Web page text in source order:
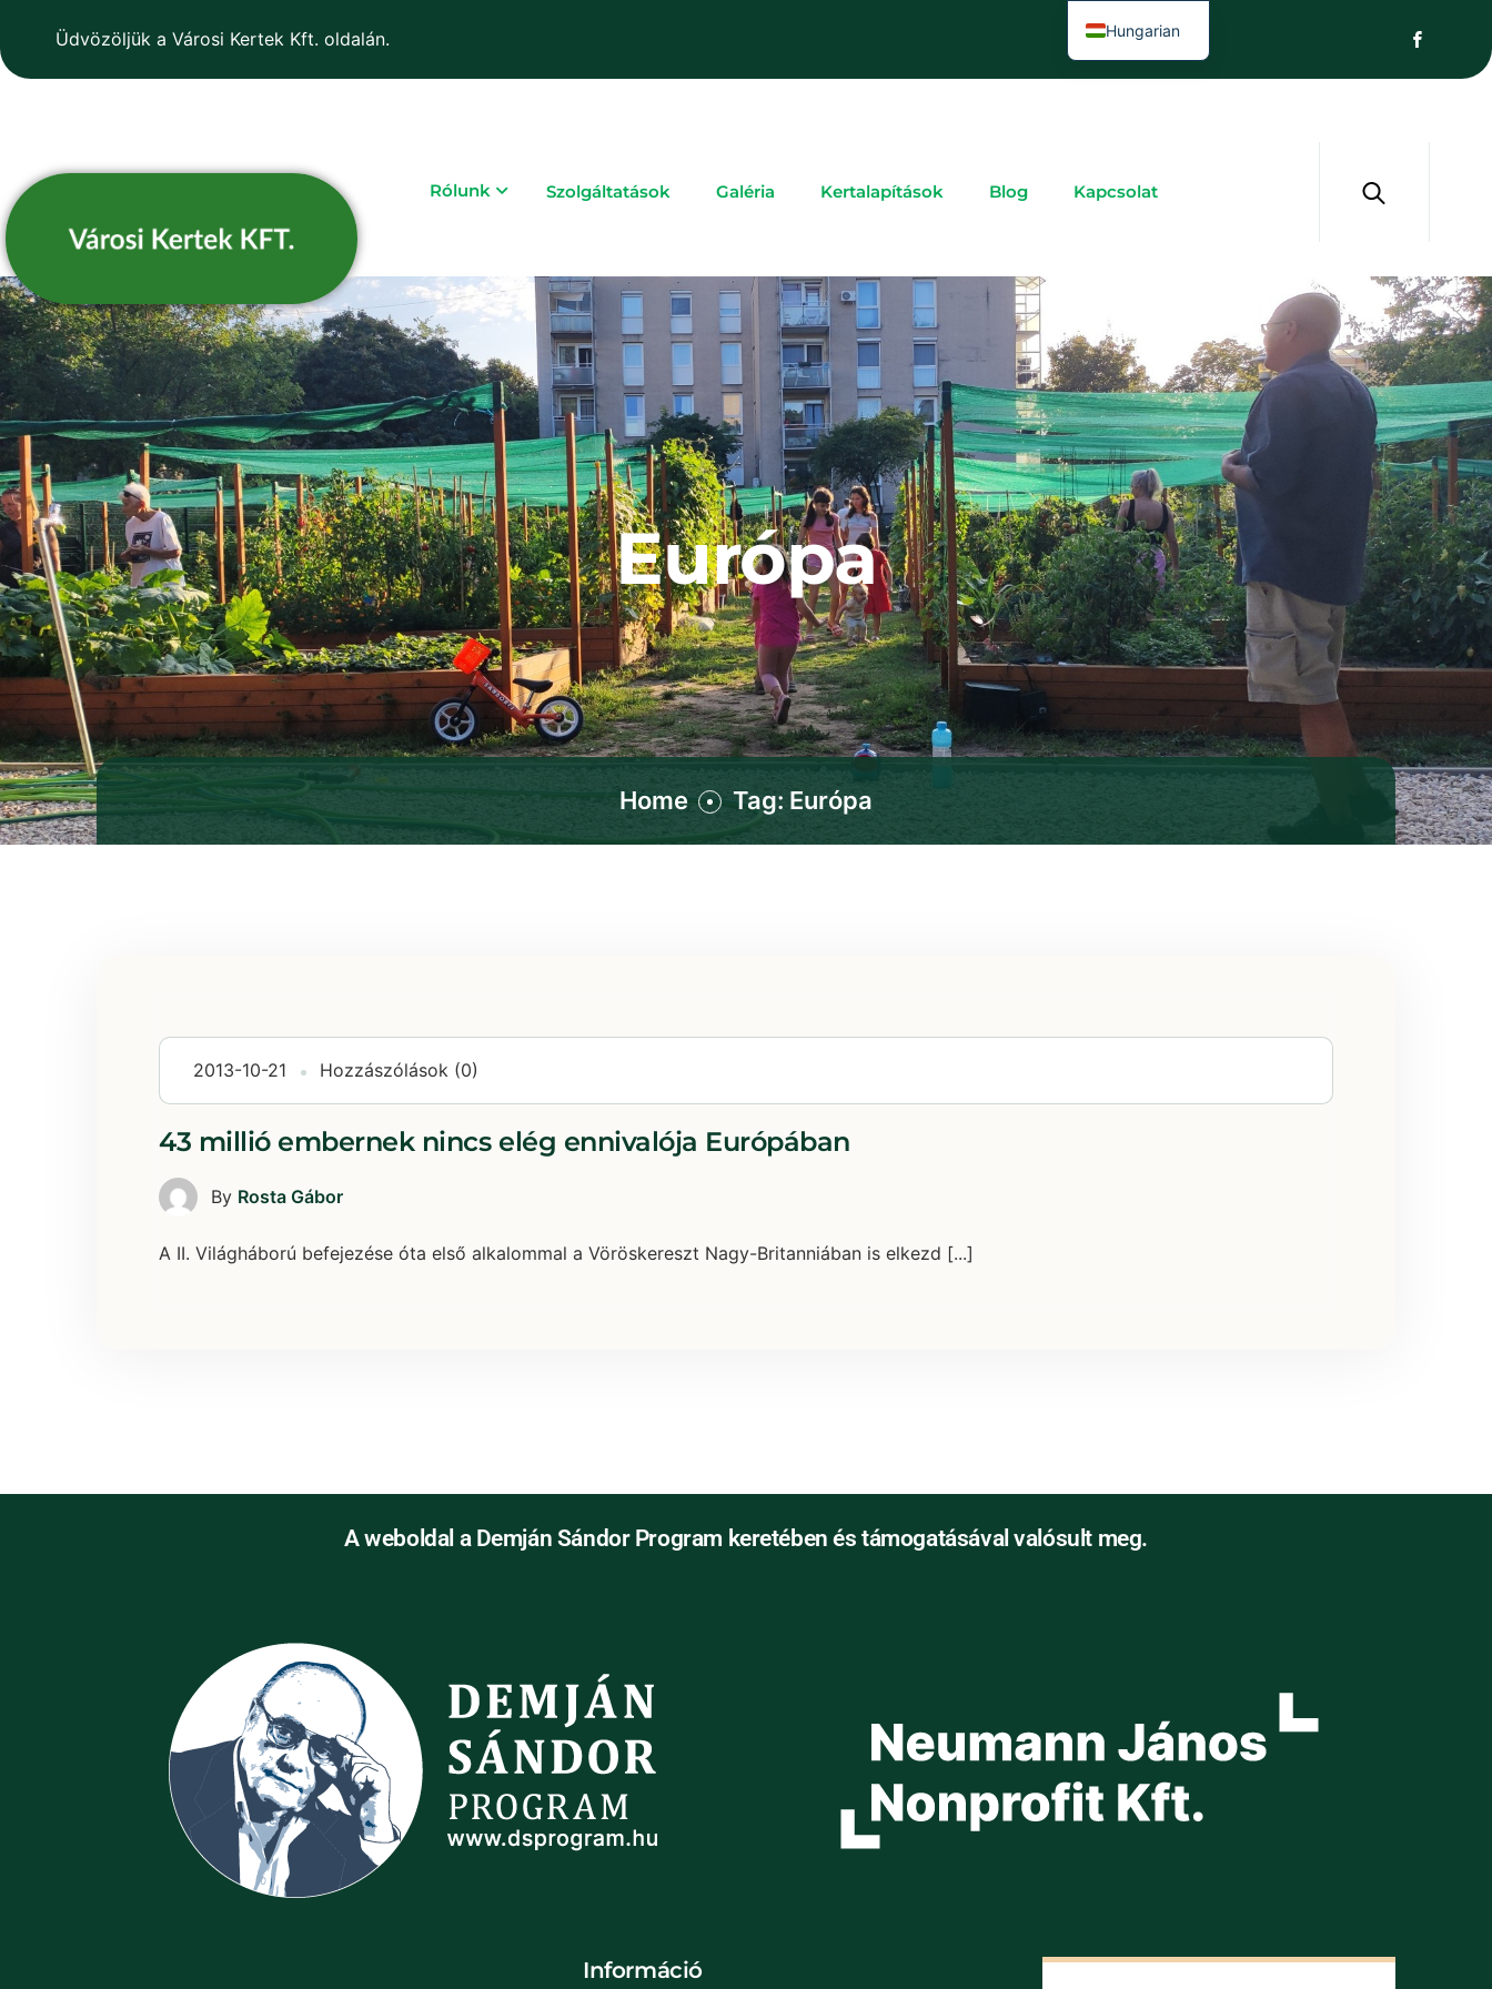
Üdvözöljük a Városi Kertek Kft. oldalán.
Rólunk Szolgáltatások Galéria Kertalapítások Blog Kapcsolat
Európa
Home Tag: Európa
2013-10-21 Hozzászólások (0)
43 millió embernek nincs elég ennivalója Európában
By Rosta Gábor
A II. Világháború befejezése óta első alkalommal a Vöröskereszt Nagy-Britanniában is elkezd [...]
A weboldal a Demján Sándor Program keretében és támogatásával valósult meg.
Információ
Hungarian